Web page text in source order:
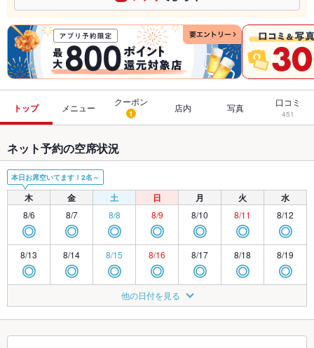
トップ メニュー
クーポン
1 店内 写真 口コミ
451
ネット予約の空席状況
本日お席空いてます！2名～
木 金 土 日 月 火 水
8/6
◎
8/7
◎
8/8
◎
8/9
◎
8/10
◎
8/11
◎
8/12
◎
8/13
◎
8/14
◎
8/15
◎
8/16
◎
8/17
◎
8/18
◎
8/19
◎
◎ ◎
8/22
◎
8/23
◎
8/24
◎ ◎ ◎
8/27 8/28 8/29 8/30 8/31 9/1 9/2
他の日付を見る